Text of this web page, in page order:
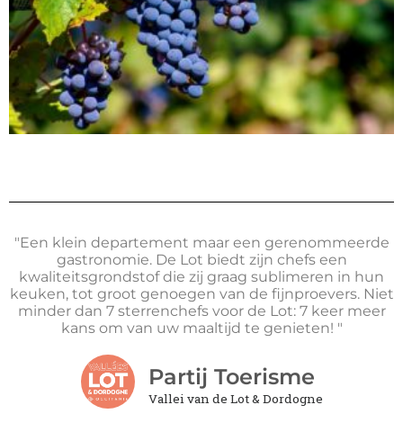
"Een klein departement maar een gerenommeerde
gastronomie. De Lot biedt zijn chefs een
kwaliteitsgrondstof die zij graag sublimeren in hun
keuken, tot groot genoegen van de fijnproevers. Niet
minder dan 7 sterrenchefs voor de Lot: 7 keer meer
kans om van uw maaltijd te genieten! "
Partij Toerisme
Vallei van de Lot & Dordogne